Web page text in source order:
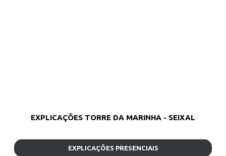
EXPLICAÇÕES TORRE DA MARINHA - SEIXAL
EXPLICAÇÕES PRESENCIAIS